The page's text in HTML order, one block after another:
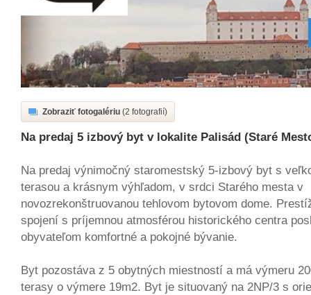
Zobraziť fotogalériu (2 fotografií)
Na predaj 5 izbový byt v lokalite Palisád (Staré
Na predaj výnimočný staromestský 5-izbový byt s
terasou a krásnym výhľadom, v srdci Starého mesta v
novozrekonštruovanou tehlovom bytovom dome.
spojení s príjemnou atmosférou historického centra
obyvateľom komfortné a pokojné bývanie.
Byt pozostáva z 5 obytných miestností a má výmeru
terasy o výmere 19m2. Byt je situovaný na 2NP/3 s